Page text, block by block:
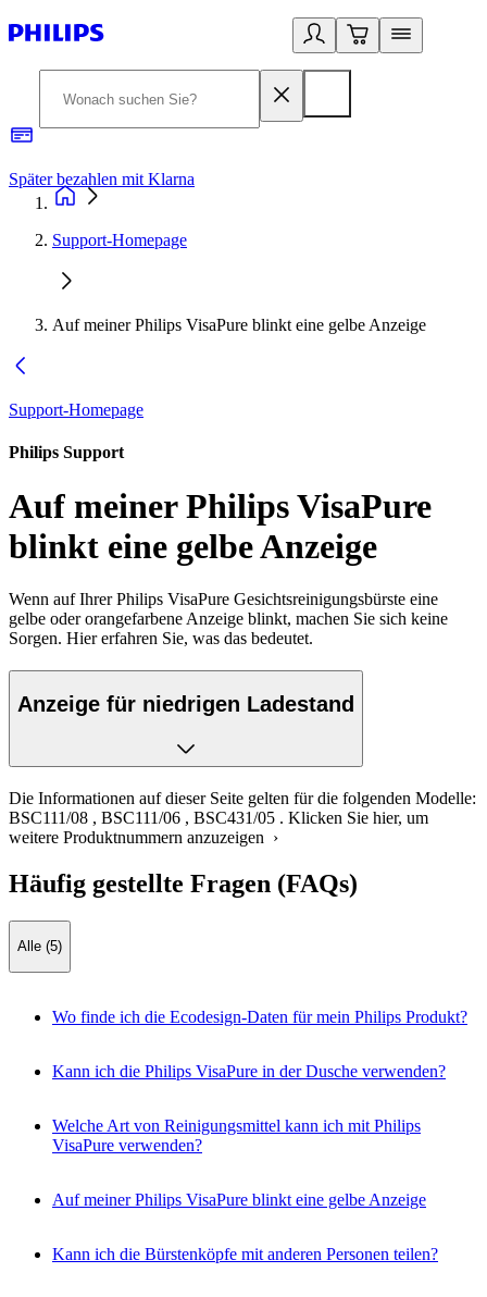
Später bezahlen mit Klarna
Support-Homepage
Auf meiner Philips VisaPure blinkt eine gelbe Anzeige
Support-Homepage
Philips Support
Auf meiner Philips VisaPure
blinkt eine gelbe Anzeige
Wenn auf Ihrer Philips VisaPure Gesichtsreinigungsbürste eine
gelbe oder orangefarbene Anzeige blinkt, machen Sie sich keine
Sorgen. Hier erfahren Sie, was das bedeutet.
Anzeige für niedrigen Ladestand
Die Informationen auf dieser Seite gelten für die folgenden Modelle:
BSC111/08 , BSC111/06 , BSC431/05 . Klicken Sie hier, um
weitere Produktnummern anzuzeigen ›
Häufig gestellte Fragen (FAQs)
Alle (5)
Wo finde ich die Ecodesign-Daten für mein Philips Produkt?
Kann ich die Philips VisaPure in der Dusche verwenden?
Welche Art von Reinigungsmittel kann ich mit Philips
VisaPure verwenden?
Auf meiner Philips VisaPure blinkt eine gelbe Anzeige
Kann ich die Bürstenköpfe mit anderen Personen teilen?